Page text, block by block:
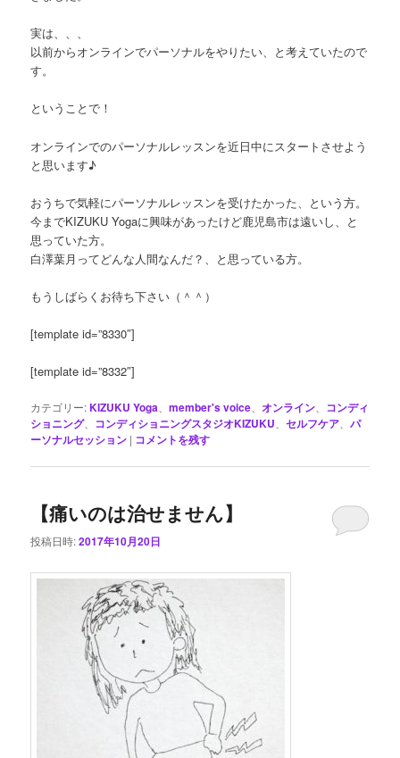
実は、、、
以前からオンラインでパーソナルをやりたい、と考えていたので
す。
ということで！
オンラインでのパーソナルレッスンを近日中にスタートさせよう
と思います♪
おうちで気軽にパーソナルレッスンを受けたかった、という方。
今までKIZUKU Yogaに興味があったけど鹿児島市は遠いし、と
思っていた方。
白澤葉月ってどんな人間なんだ？、と思っている方。
もうしばらくお待ち下さい（＾＾）
[template id=”8330″]
[template id=”8332″]
カテゴリー:KIZUKU Yoga 、member's voice 、オンライン
コンディ
ショニング、 コンディショニングスタジオKIZUKU 、セルフケア 、パ
ーソナルセッション | コメントを残す
【痛いのは治せません】
投稿日時:2017年10月20日